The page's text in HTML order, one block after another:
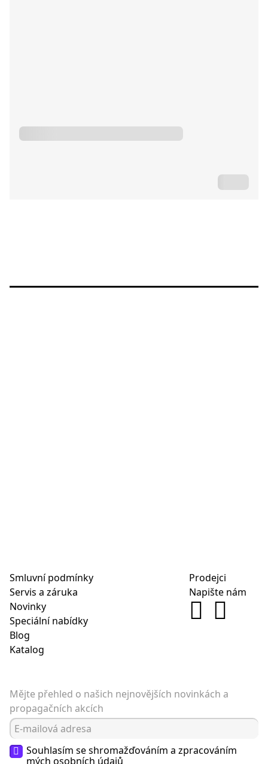
Smluvní podmínky
Servis a záruka
Novinky
Speciální nabídky
Blog
Katalog
Prodejci
Napište nám
Mějte přehled o našich nejnovějších novinkách a
propagačních akcích
Souhlasím se shromažďováním a zpracováním
mých osobních údajů